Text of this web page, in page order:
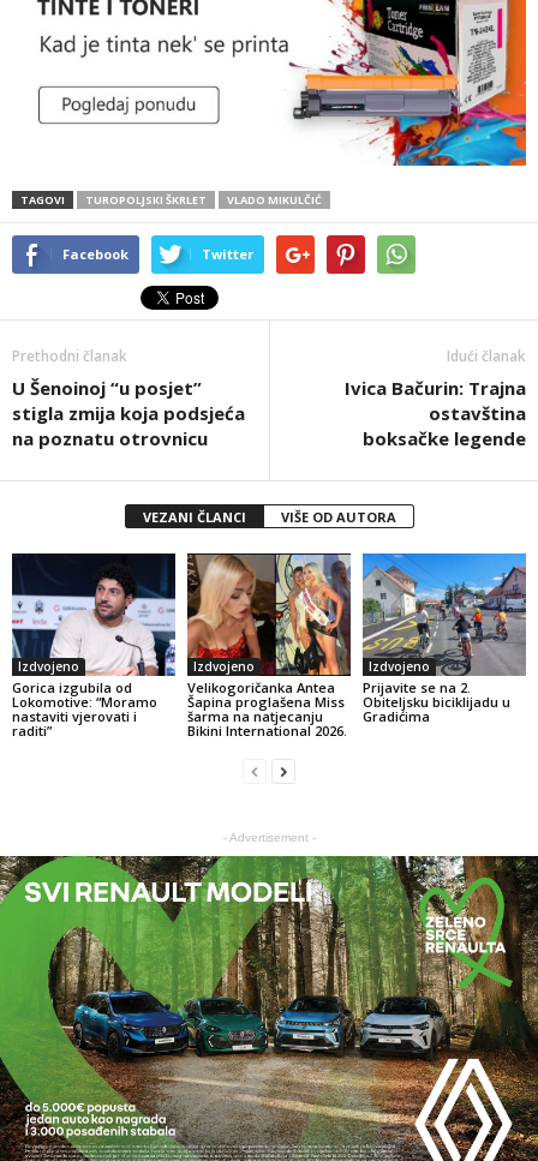
TAGOVI TUROPOLJSKI ŠKRLET VLADO MIKULČIĆ
Facebook Twitter
Prethodni članak
U Šenoinoj “u posjet”
stigla zmija koja podsjeća
na poznatu otrovnicu
Idući članak
Ivica Bačurin: Trajna
ostavština
boksačke legende
VEZANI ČLANCI VIŠE OD AUTORA
Izdvojeno
Gorica izgubila od
Lokomotive: “Moramo
nastaviti vjerovati i
raditi”
Izdvojeno
Velikogoričanka Antea
Šapina proglašena Miss
šarma na natjecanju
Bikini International 2026.
Izdvojeno
Prijavite se na 2.
Obiteljsku biciklijadu u
Gradićima
- Advertisement -